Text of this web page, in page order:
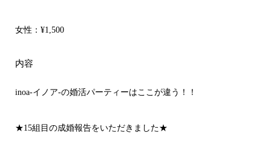
女性： ¥1,500
内容
inoa-イノア-の婚活パーティーはここが違う！！
★15組目の成婚報告をいただきました★